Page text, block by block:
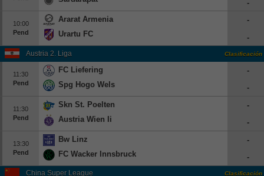
-
10:00
Pend
Ararat Armenia
Urartu FC
-
-
Austria 2. Liga Clasificación
11:30
Pend
FC Liefering
Spg Hogo Wels
-
-
11:30
Pend
Skn St. Poelten
Austria Wien Ii
-
-
13:30
Pend
Bw Linz
FC Wacker Innsbruck
-
-
China Super League Clasificación